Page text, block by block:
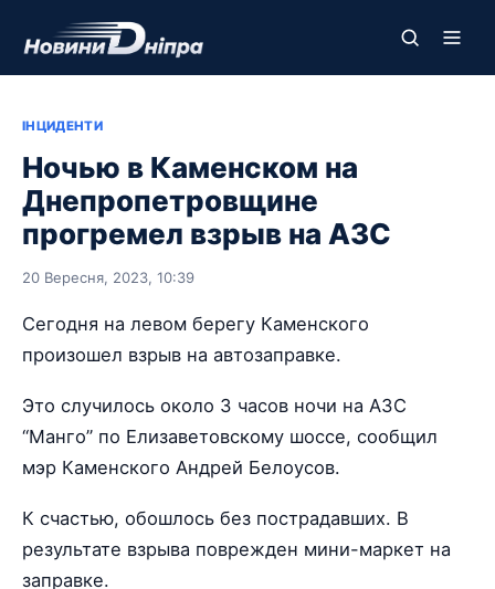
ІНЦИДЕНТИ
Ночью в Каменском на
Днепропетровщине
прогремел взрыв на АЗС
20 Вересня, 2023, 10:39
Сегодня на левом берегу Каменского
произошел взрыв на автозаправке.
Это случилось около 3 часов ночи на АЗС
“Манго” по Елизаветовскому шоссе, сообщил
мэр Каменского Андрей Белоусов.
К счастью, обошлось без пострадавших. В
результате взрыва поврежден мини-маркет на
заправке.